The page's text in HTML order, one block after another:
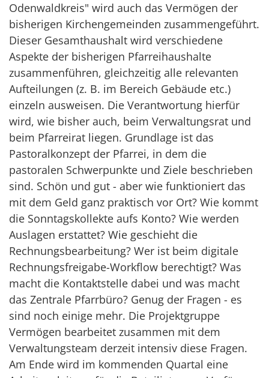
Odenwaldkreis" wird auch das Vermögen der
bisherigen Kirchengemeinden zusammengeführt.
Dieser Gesamthaushalt wird verschiedene
Aspekte der bisherigen Pfarreihaushalte
zusammenführen, gleichzeitig alle relevanten
Aufteilungen (z. B. im Bereich Gebäude etc.)
einzeln ausweisen. Die Verantwortung hierfür
wird, wie bisher auch, beim Verwaltungsrat und
beim Pfarreirat liegen. Grundlage ist das
Pastoralkonzept der Pfarrei, in dem die
pastoralen Schwerpunkte und Ziele beschrieben
sind. Schön und gut - aber wie funktioniert das
mit dem Geld ganz praktisch vor Ort? Wie kommt
die Sonntagskollekte aufs Konto? Wie werden
Auslagen erstattet? Wie geschieht die
Rechnungsbearbeitung? Wer ist beim digitale
Rechnungsfreigabe-Workflow berechtigt? Was
macht die Kontaktstelle dabei und was macht
das Zentrale Pfarrbüro? Genug der Fragen - es
sind noch einige mehr. Die Projektgruppe
Vermögen bearbeitet zusammen mit dem
Verwaltungsteam derzeit intensiv diese Fragen.
Am Ende wird im kommenden Quartal eine